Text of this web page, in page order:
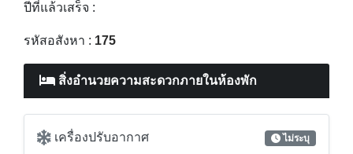
ปีที่แล้วเสร็จ :
รหัสอสังหา : 175
สิ่งอำนวยความสะดวกภายในห้องพัก
เครื่องปรับอากาศ ไม่ระบุ